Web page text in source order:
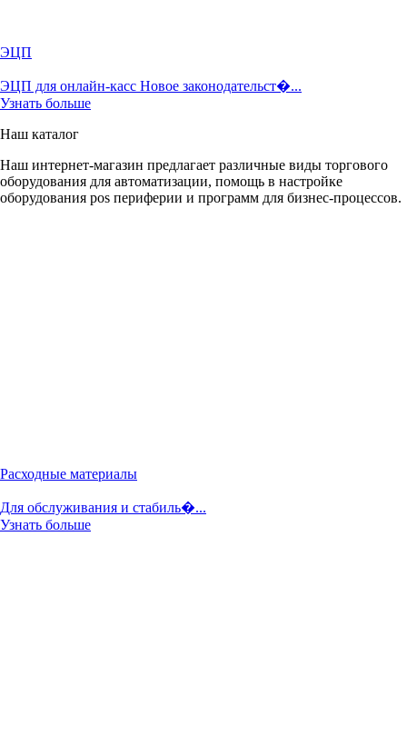
ЭЦП
ЭЦП для онлайн-касс Новое законодательст�...
Узнать больше
Наш каталог
Наш интернет-магазин предлагает различные виды торгового
оборудования для автоматизации, помощь в настройке
оборудования pos периферии и программ для бизнес-процессов.
Расходные материалы
Для обслуживания и стабиль�...
Узнать больше